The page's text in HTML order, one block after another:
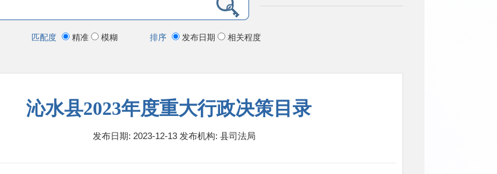
匹配度 精准 模糊 排序 发布日期 相关程度
沁水县2023年度重大行政决策目录
发布日期: 2023-12-13 发布机构: 县司法局